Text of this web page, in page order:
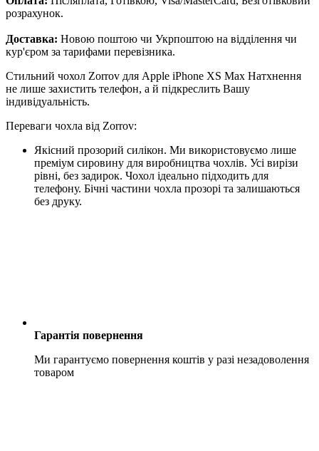
розрахунок.
Доставка: Новою поштою чи Укрпоштою на відділення чи
кур'єром за тарифами перевізника.
Стильний чохол Zorrov для Apple iPhone XS Max Натхнення
не лише захистить телефон, а й підкреслить Вашу
індивідуальність.
Переваги чохла від Zorrov:
Якісний прозорий силікон. Ми використовуємо лише
преміум сировину для виробництва чохлів. Усі вирізи
рівні, без задирок. Чохол ідеально підходить для
телефону. Бічні частини чохла прозорі та залишаються
без друку.
Гарантія повернення
Ми гарантуємо повернення коштів у разі незадоволення
товаром